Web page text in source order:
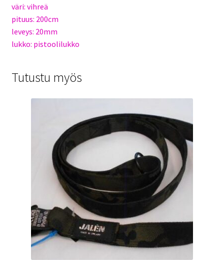
väri: vihreä
pituus: 200cm
leveys: 20mm
lukko: pistoolilukko
Tutustu myös